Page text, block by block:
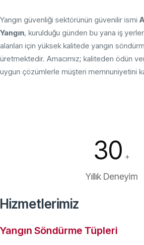
Yangın güvenliği sektörünün güvenilir ismi
Yangın, kurulduğu günden bu yana iş
alanları için yüksek kalitede yangın
üretmektedir. Amacımız; kaliteden ödün
uygun çözümlerle müşteri memnuniyetini
30 +
Yıllık Deneyim
Hizmetlerimiz
Yangın Söndürme Tüpleri